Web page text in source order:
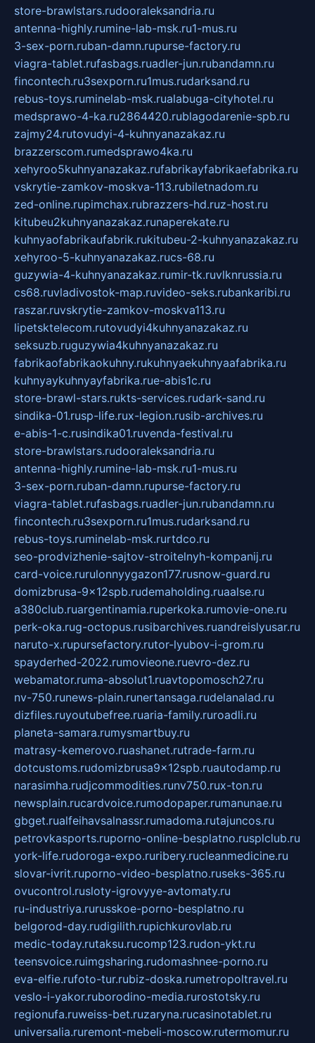
store-brawlstars.rudooraleksandria.ru
antenna-highly.rumine-lab-msk.ru1-mus.ru
3-sex-porn.ruban-damn.rupurse-factory.ru
viagra-tablet.rufasbags.ruadler-jun.rubandamn.ru
fincontech.ru3sexporn.ru1mus.rudarksand.ru
rebus-toys.ruminelab-msk.rualabuga-cityhotel.ru
medsprawo-4-ka.ru2864420.rublagodarenie-spb.ru
zajmy24.rutovudyi-4-kuhnyanazakaz.ru
brazzerscom.rumedsprawo4ka.ru
xehyroo5kuhnyanazakaz.rufabrikayfabrikaefabrika.ru
vskrytie-zamkov-moskva-113.rubiletnadom.ru
zed-online.rupimchax.rubrazzers-hd.ruz-host.ru
kitubeu2kuhnyanazakaz.runaperekate.ru
kuhnyaofabrikaufabrik.rukitubeu-2-kuhnyanazakaz.ru
xehyroo-5-kuhnyanazakaz.rucs-68.ru
guzywia-4-kuhnyanazakaz.rumir-tk.ruvlknrussia.ru
cs68.ruvladivostok-map.ruvideo-seks.rubankaribi.ru
raszar.ruvskrytie-zamkov-moskva113.ru
lipetsktelecom.rutovudyi4kuhnyanazakaz.ru
seksuzb.ruguzywia4kuhnyanazakaz.ru
fabrikaofabrikaokuhny.rukuhnyaekuhnyaafabrika.ru
kuhnyaykuhnyayfabrika.rue-abis1c.ru
store-brawl-stars.rukts-services.rudark-sand.ru
sindika-01.rusp-life.rux-legion.rusib-archives.ru
e-abis-1-c.rusindika01.ruvenda-festival.ru
store-brawlstars.rudooraleksandria.ru
antenna-highly.rumine-lab-msk.ru1-mus.ru
3-sex-porn.ruban-damn.rupurse-factory.ru
viagra-tablet.rufasbags.ruadler-jun.rubandamn.ru
fincontech.ru3sexporn.ru1mus.rudarksand.ru
rebus-toys.ruminelab-msk.rurtdco.ru
seo-prodvizhenie-sajtov-stroitelnyh-kompanij.ru
card-voice.rurulonnyygazon177.rusnow-guard.ru
domizbrusa-9x12spb.rudemaholding.ruaalse.ru
a380club.ruargentinamia.ruperkoka.rumovie-one.ru
perk-oka.rug-octopus.rusibarchives.ruandreislyusar.ru
naruto-x.rupursefactory.rutor-lyubov-i-grom.ru
spayderhed-2022.rumovieone.ruevro-dez.ru
webamator.ruma-absolut1.ruavtopomosch27.ru
nv-750.runews-plain.runertansaga.rudelanalad.ru
dizfiles.ruyoutubefree.ruaria-family.ruroadli.ru
planeta-samara.rumysmartbuy.ru
matrasy-kemerovo.ruashanet.rutrade-farm.ru
dotcustoms.rudomizbrusa9x12spb.ruautodamp.ru
narasimha.rudjcommodities.runv750.rux-ton.ru
newsplain.rucardvoice.rumodopaper.rumanunae.ru
gbget.rualfeihavsalnassr.rumadoma.rutajuncos.ru
petrovkasports.ruporno-online-besplatno.rusplclub.ru
york-life.rudoroga-expo.ruribery.rucleanmedicine.ru
slovar-ivrit.ruporno-video-besplatno.ruseks-365.ru
ovucontrol.rusloty-igrovyye-avtomaty.ru
ru-industriya.rurusskoe-porno-besplatno.ru
belgorod-day.rudigilith.rupichkurovlab.ru
medic-today.rutaksu.rucomp123.rudon-ykt.ru
teensvoice.ruimgsharing.rudomashnee-porno.ru
eva-elfie.rufoto-tur.rubiz-doska.rumetropoltravel.ru
veslo-i-yakor.ruborodino-media.rurostotsky.ru
regionufa.ruweiss-bet.ruzaryna.rucasinotablet.ru
universalia.ruremont-mebeli-moscow.rutermomur.ru